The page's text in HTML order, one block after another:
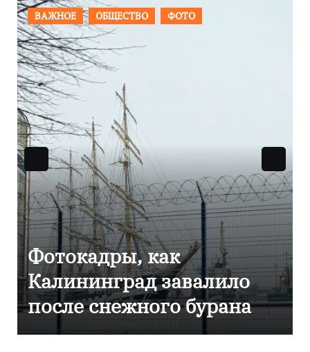
ПРОИСШЕСТВИЯ ФОТО
Фоторепортаж как в
Калининграде
эвакуировали ТЦ из-за
сообщения о